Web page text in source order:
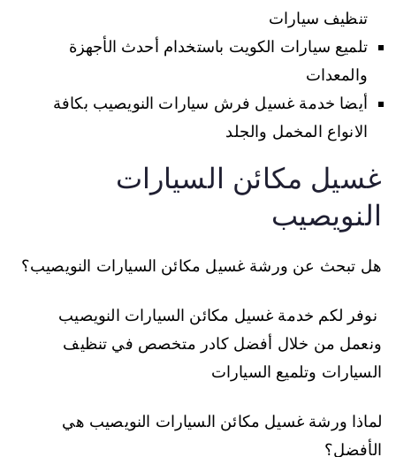
تنظيف سيارات
تلميع سيارات الكويت باستخدام أحدث الأجهزة
والمعدات
أيضا خدمة غسيل فرش سيارات النويصيب بكافة
الانواع المخمل والجلد
غسيل مكائن السيارات
النويصيب
هل تبحث عن ورشة غسيل مكائن السيارات النويصيب؟
نوفر لكم خدمة غسيل مكائن السيارات النويصيب
ونعمل من خلال أفضل كادر متخصص في تنظيف
السيارات وتلميع السيارات
لماذا ورشة غسيل مكائن السيارات النويصيب هي
الأفضل؟